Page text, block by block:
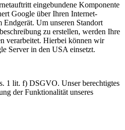
eingebundene Komponente
Google über Ihren Internet-
Um unseren Standort
zu erstellen, werden Ihre
verarbeitet. Hierbei können wir
Server in den USA einsetzt.
1 lit. f) DSGVO. Unser berechtigtes
der Funktionalität unseres